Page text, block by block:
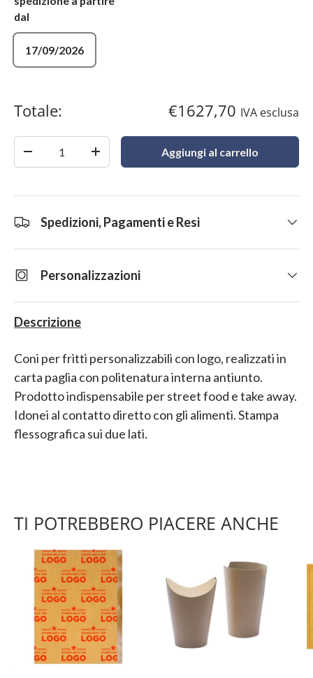
dal
17/09/2026
Totale: €1627,70 IVA esclusa
+ Aggiungi al carrello
Spedizioni, Pagamenti e Resi
Personalizzazioni
Descrizione
Coni per fritti personalizzabili con logo, realizzati in
carta paglia con politenatura interna antiunto.
Prodotto indispensabile per street food e take away.
Idonei al contatto diretto con gli alimenti. Stampa
flessografica sui due lati.
TI POTREBBERO PIACERE ANCHE